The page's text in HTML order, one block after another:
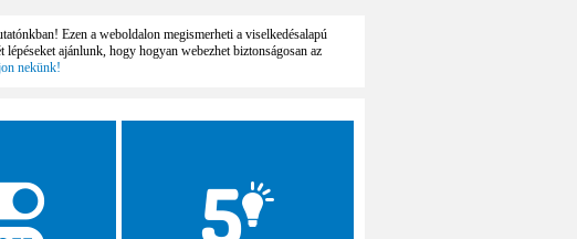
Ezen a weboldalon megismerheti a viselkedésalapú
lépéseket ajánlunk, hogy hogyan webezhet biztonságosan az
nekünk!